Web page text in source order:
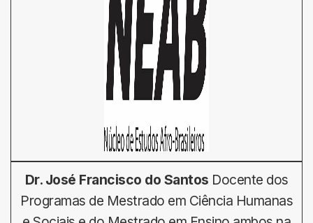
Dr. José Francisco do Santos Docente dos
Programas de Mestrado em Ciência Humanas